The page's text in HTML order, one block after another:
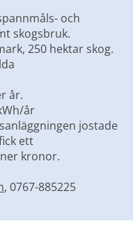
och
skogsbruk.
250 hektar skog.
år.
år
jostade
ett
kronor.
, 0767-885225